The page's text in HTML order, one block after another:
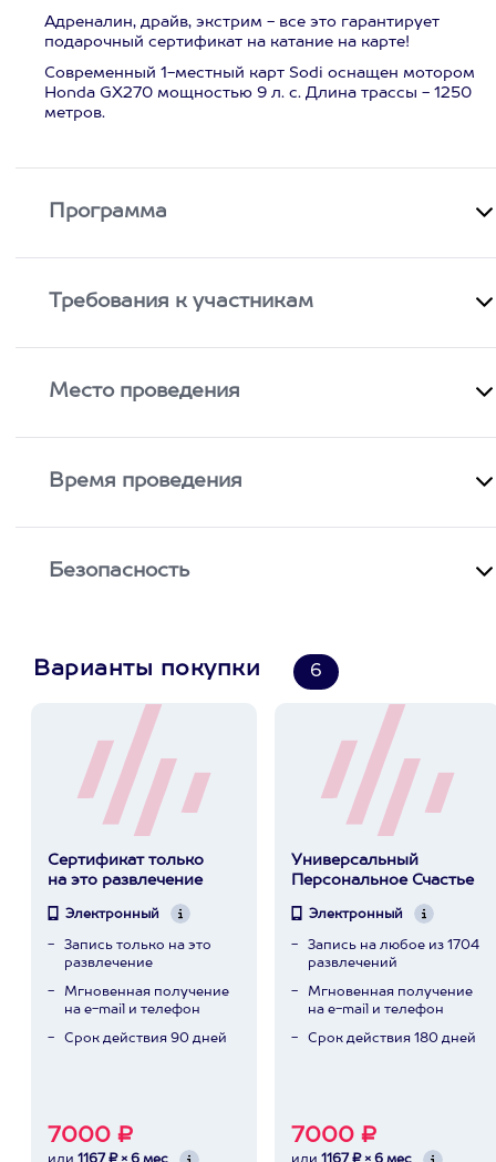
Адреналин, драйв, экстрим - все это гарантирует
подарочный сертификат на катание на карте!
Современный 1-местный карт Sodi оснащен мотором
Honda GX270 мощностью 9 л. с. Длина трассы - 1250
метров.
Программа
Требования к участникам
Место проведения
Время проведения
Безопасность
Варианты покупки 6
Сертификат только
на это развлечение
Электронный
Запись только на это
развлечение
Мгновенная получение
на e-mail и телефон
Срок действия 90 дней
7000 ₽
Универсальный
Персональное Счастье
Электронный
Запись на любое из 1704
развлечений
Мгновенная получение
на e-mail и телефон
Срок действия 180 дней
7000 ₽